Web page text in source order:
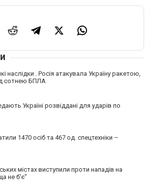
наслідки . Росія атакувала Україну ракетою,
сотнею БПЛА
Україні розвіддані для ударів по
1470 осіб та 467 од. спецтехніки –
містах виступили проти нападів на
не б'є"